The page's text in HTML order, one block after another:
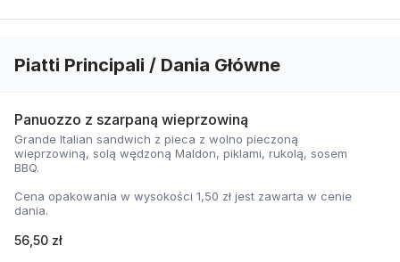
Piatti Principali / Dania Główne
Panuozzo z szarpaną wieprzowiną
Grande Italian sandwich z pieca z wolno pieczoną
wieprzowiną, solą wędzoną Maldon, piklami, rukolą, sosem
BBQ.
Cena opakowania w wysokości 1,50 zł jest zawarta w cenie
dania.
56,50 zł